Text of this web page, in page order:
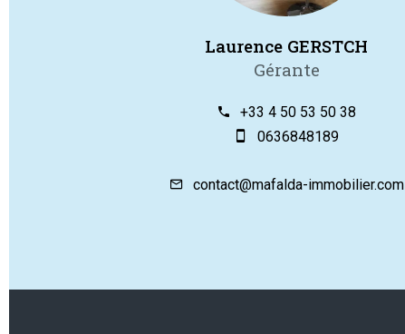
Laurence GERSTCH
Gérante
+33 4 50 53 50 38
0636848189
contact@mafalda-immobilier.com